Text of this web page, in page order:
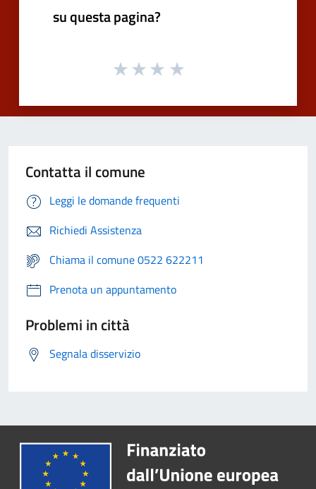
su questa pagina?
Contatta il comune
Leggi le domande frequenti
Richiedi Assistenza
Chiama il comune 0522 622211
Prenota un appuntamento
Problemi in città
Segnala disservizio